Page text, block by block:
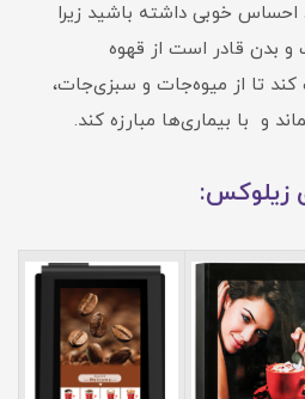
خوبی داشته باشید زیرا
و بدن قادر است از قهوه
تا از میوه‌جات و سبزی‌جات،
و با بیماری‌ها مبارزه کند.
زیلوکس: